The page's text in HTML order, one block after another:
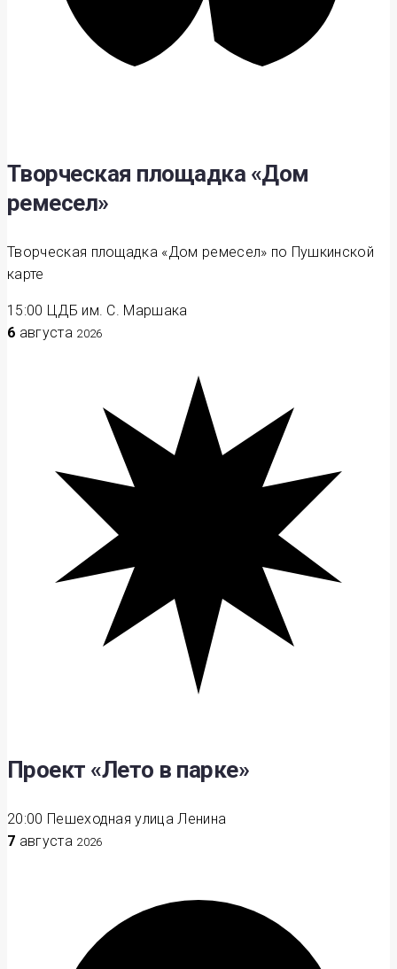
Творческая площадка «Дом
ремесел»
Творческая площадка «Дом ремесел» по Пушкинской
карте
15:00 ЦДБ им. С. Маршака
6 августа 2026
Проект «Лето в парке»
20:00 Пешеходная улица Ленина
7 августа 2026